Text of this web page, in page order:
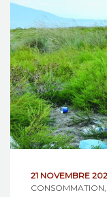
NOS ACTIONS
CONTACT
21 NOVEMBRE
CONSOMMATION